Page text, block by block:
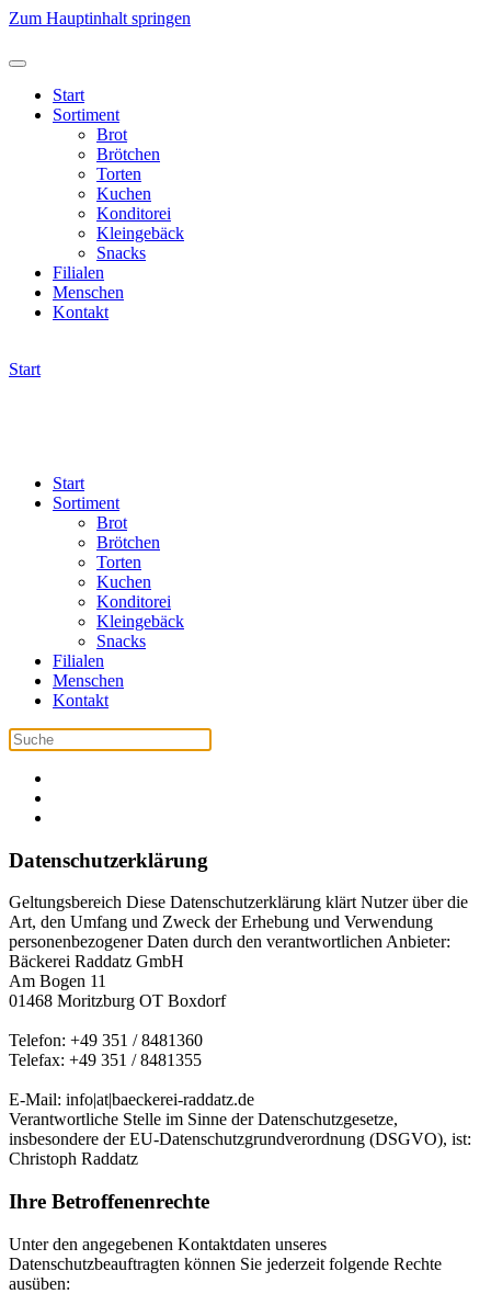
Zum Hauptinhalt springen
Start
Sortiment
Brot
Brötchen
Torten
Kuchen
Konditorei
Kleingebäck
Snacks
Filialen
Menschen
Kontakt
Start
Start
Sortiment
Brot
Brötchen
Torten
Kuchen
Konditorei
Kleingebäck
Snacks
Filialen
Menschen
Kontakt
Datenschutzerklärung
Geltungsbereich Diese Datenschutzerklärung klärt Nutzer über die
Art, den Umfang und Zweck der Erhebung und Verwendung
personenbezogener Daten durch den verantwortlichen Anbieter:
Bäckerei Raddatz GmbH
Am Bogen 11
01468 Moritzburg OT Boxdorf
Telefon: +49 351 / 8481360
Telefax: +49 351 / 8481355
E-Mail: info|at|baeckerei-raddatz.de
Verantwortliche Stelle im Sinne der Datenschutzgesetze,
insbesondere der EU-Datenschutzgrundverordnung (DSGVO), ist:
Christoph Raddatz
Ihre Betroffenenrechte
Unter den angegebenen Kontaktdaten unseres
Datenschutzbeauftragten können Sie jederzeit folgende Rechte
ausüben: